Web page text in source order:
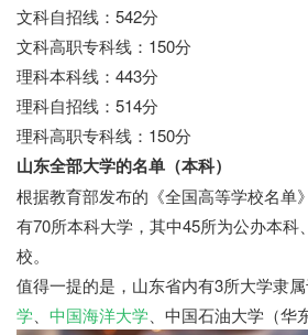
文科自招线：542分
文科高职专科线：150分
理科本科线：443分
理科自招线：514分
理科高职专科线：150分
山东全部大学的名单（本科）
根据教育部发布的《全国高等学校名单
有70所本科大学，其中45所为公办本科
校。
值得一提的是，山东省内有3所大学隶
学
中国海洋大学 、中国石油大学（华